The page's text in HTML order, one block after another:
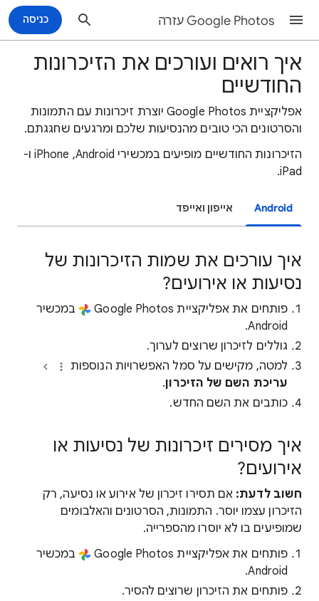
Google Photos עזרה כניסה
איך רואים ועורכים את הזיכרונות
החודשיים
אפליקציית Google Photos יוצרת זיכרונות עם התמונות
והסרטונים הכי טובים מהנסיעות שלכם ומרגעים שחגגתם.
הזיכרונות החודשיים מופיעים במכשירי Android, ‏iPhone ו-
iPad.
Android אייפון ואייפד
איך עורכים את שמות הזיכרונות של
נסיעות או אירועים?
פותחים את אפליקציית Google Photos
במכשיר
Android.
גוללים לזיכרון שרוצים לערוך.
למטה, מקישים על סמל האפשרויות הנוספות
עריכת השם של הזיכרון.
כותבים את השם החדש.
איך מסירים זיכרונות של נסיעות או
אירועים?
חשוב לדעת: אם תסירו זיכרון של אירוע או נסיעה, רק
הזיכרון עצמו יוסר. התמונות, הסרטונים והאלבומים
שמופיעים בו לא יוסרו מהספרייה.
פותחים את אפליקציית Google Photos
במכשיר
Android.
פותחים את הזיכרון שרוצים להסיר.